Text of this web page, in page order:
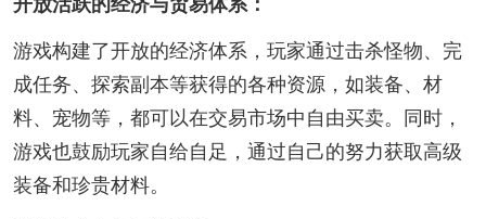
开放活跃的经济与贸易体系：
游戏构建了开放的经济体系，玩家通过击杀怪物、完
成任务、探索副本等获得的各种资源，如装备、材
料、宠物等，都可以在交易市场中自由买卖。同时，
游戏也鼓励玩家自给自足，通过自己的努力获取高级
装备和珍贵材料。